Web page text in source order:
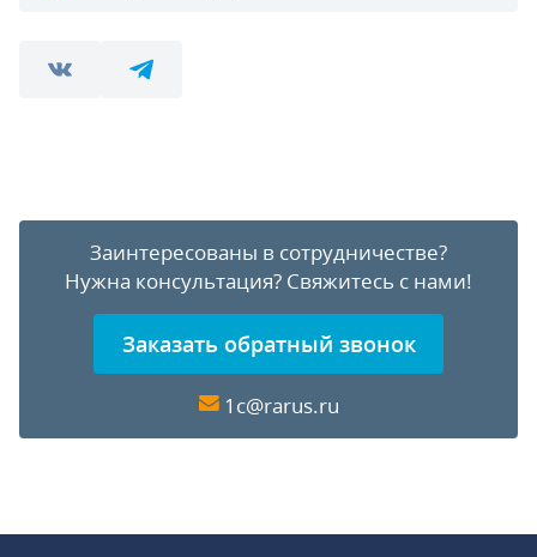
Заинтересованы в сотрудничестве?
Нужна консультация? Свяжитесь с нами!
Заказать обратный звонок
1c@rarus.ru